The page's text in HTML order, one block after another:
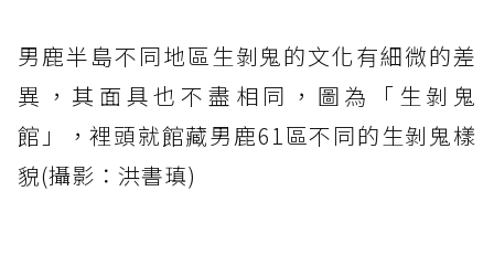
男鹿半島不同地區生剝鬼的文化有細微的差
異，其面具也不盡相同，圖為「生剝鬼
館」，裡頭就館藏男鹿61區不同的生剝鬼樣
貌(攝影：洪書瑱)